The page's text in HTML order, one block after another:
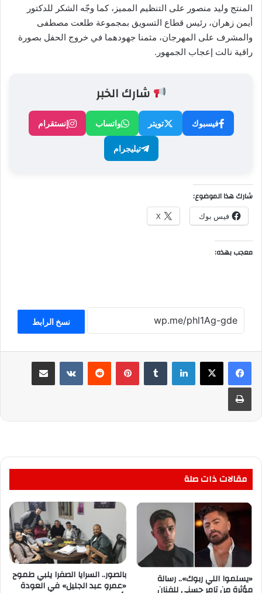
المنتج وليد منصور على التنظيم المميز، كما وجّه الشكر للدكتور
أيمن زهران، رئيس قطاع التسويق بمجموعة طلعت مصطفى
والمشرف على المهرجان، مثمنا جهودهما في خروج الحفل بصورة
راقية نالت إعجاب الجمهور.
شارك الخبر
فيسبوك تويتر واتساب إنستقرام
تيليجرام
شارك هذا الموضوع:
فيس بوك X
معجب بهذه:
نسخ الرابط
لينكدإن بينتيريست مشاركة عبر البريد
طباعة
مقالات ذات صلة
«يسلموا اللي ربوك».. رسالة بالصور.. السرايا الصفرا يلبي طموح
«عمرو عبد الجليل» في العودة